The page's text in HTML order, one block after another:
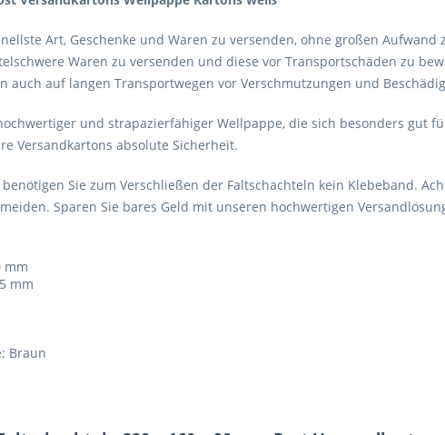
Art, Geschenke und Waren zu versenden, ohne großen
Waren zu versenden und diese vor Transportschäden zu
auch auf langen Transportwegen vor Verschmutzungen und
und strapazierfähiger Wellpappe, die sich besonders gut
Versandkartons absolute Sicherheit.
Sie zum Verschließen der Faltschachteln kein Klebeband.
Sparen Sie bares Geld mit unseren hochwertigen
mm
mm
Braun